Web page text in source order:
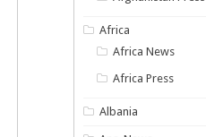
Africa
Africa News
Africa Press
Albania